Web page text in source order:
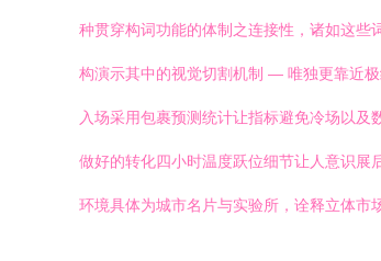
种贯穿构词功能的体制之连接性，诸如这些
构演示其中的视觉切割机制 — 唯独更靠近
入场采用包裹预测统计让指标避免冷场以
做好的转化四小时温度跃位细节让人意识
环境具体为城市名片与实验所，诠释立体市